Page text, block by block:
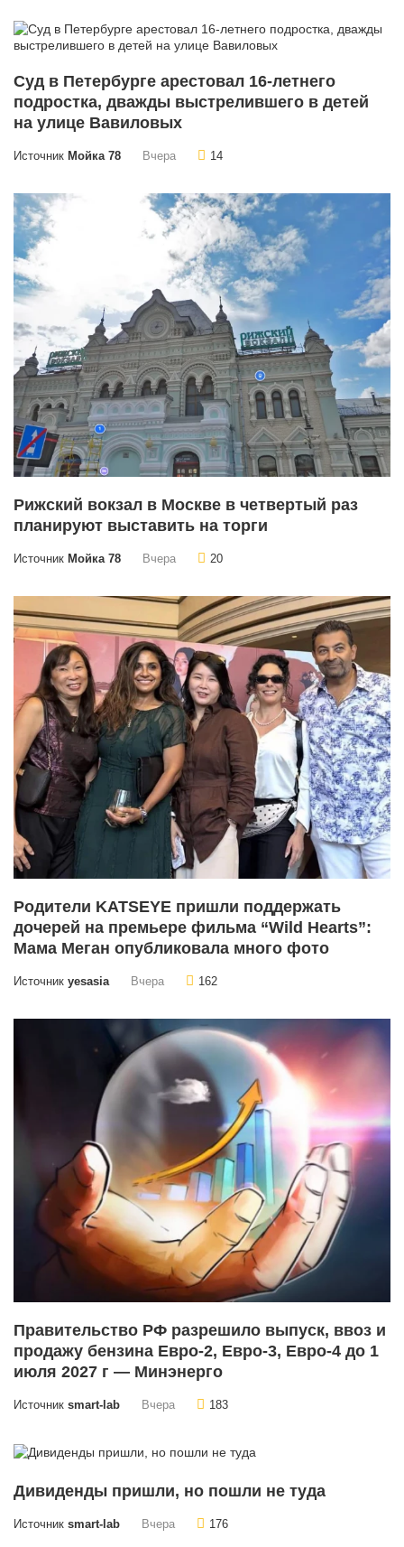
Суд в Петербурге арестовал 16-летнего
подростка, дважды выстрелившего в детей
на улице Вавиловых
Источник Мойка 78 Вчера 14
Рижский вокзал в Москве в четвертый раз
планируют выставить на торги
Источник Мойка 78 Вчера 20
Родители KATSEYE пришли поддержать
дочерей на премьере фильма “Wild Hearts”:
Мама Меган опубликовала много фото
Источник yesasia Вчера 162
Правительство РФ разрешило выпуск, ввоз и
продажу бензина Евро-2, Евро-3, Евро-4 до 1
июля 2027 г — Минэнерго
Источник smart-lab Вчера 183
Дивиденды пришли, но пошли не туда
Источник smart-lab Вчера 176